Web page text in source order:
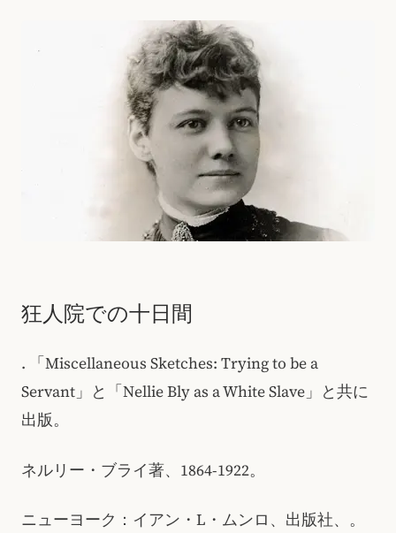
狂人院での十日間
. 「Miscellaneous Sketches: Trying to be a
Servant」と「Nellie Bly as a White Slave」と共に
出版。
ネルリー・ブライ著、1864-1922。
ニューヨーク：イアン・L・ムンロ、出版社、。